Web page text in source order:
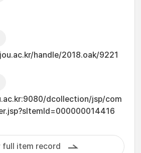
handle/2018.oak/9221
dcollection/jsp/com
full item record